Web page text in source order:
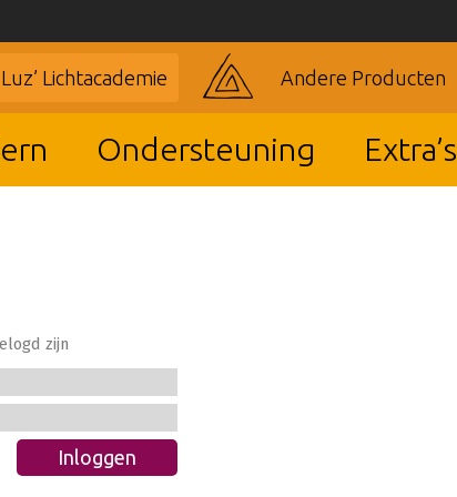
Luz’ Lichtacademie Andere Producten
Ondersteuning Extra’s
zijn